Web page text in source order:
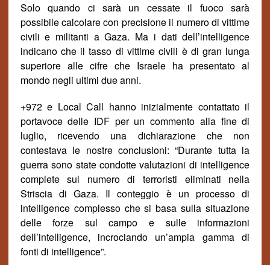
Solo quando ci sarà un cessate il fuoco sarà
possibile calcolare con precisione il numero di vittime
civili e militanti a Gaza. Ma i dati dell’intelligence
indicano che il tasso di vittime civili è di gran lunga
superiore alle cifre che Israele ha presentato al
mondo negli ultimi due anni.
+972 e Local Call hanno inizialmente contattato il
portavoce delle IDF per un commento alla fine di
luglio, ricevendo una dichiarazione che non
contestava le nostre conclusioni: “Durante tutta la
guerra sono state condotte valutazioni di intelligence
complete sul numero di terroristi eliminati nella
Striscia di Gaza. Il conteggio è un processo di
intelligence complesso che si basa sulla situazione
delle forze sul campo e sulle informazioni
dell’intelligence, incrociando un’ampia gamma di
fonti di intelligence”.